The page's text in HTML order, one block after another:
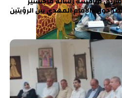
حول «الإمام المهدي بين الرؤيتين